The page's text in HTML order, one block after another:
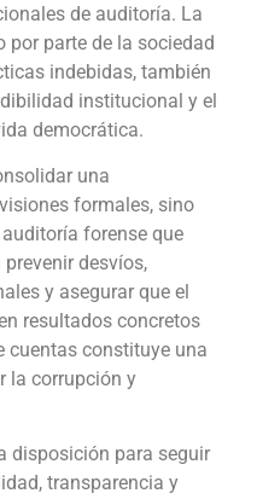
de auditoría. La
parte de la sociedad
indebidas, también
institucional y el
democrática.
una
formales, sino
forense que
desvíos,
y asegurar que el
resultados concretos
cuentas constituye una
la corrupción y
disposición para seguir
transparencia y